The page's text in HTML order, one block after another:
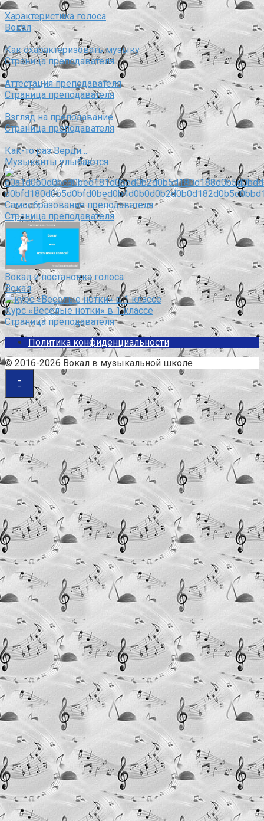
Характеристика голоса
Вокал
Как охарактеризовать музыку
Страница преподавателя
Аттестация преподавателя
Страница преподавателя
Взгляд на преподавание
Страница преподавателя
Как-то раз Верди…
Музыканты улыбаются
Самообразование преподавателя
Страница преподавателя
Вокал и постановка голоса
Вокал
Курс «Веселые нотки» в 1 классе
Страница преподавателя
Политика конфиденциальности
© 2016-2026 Вокал в музыкальной школе